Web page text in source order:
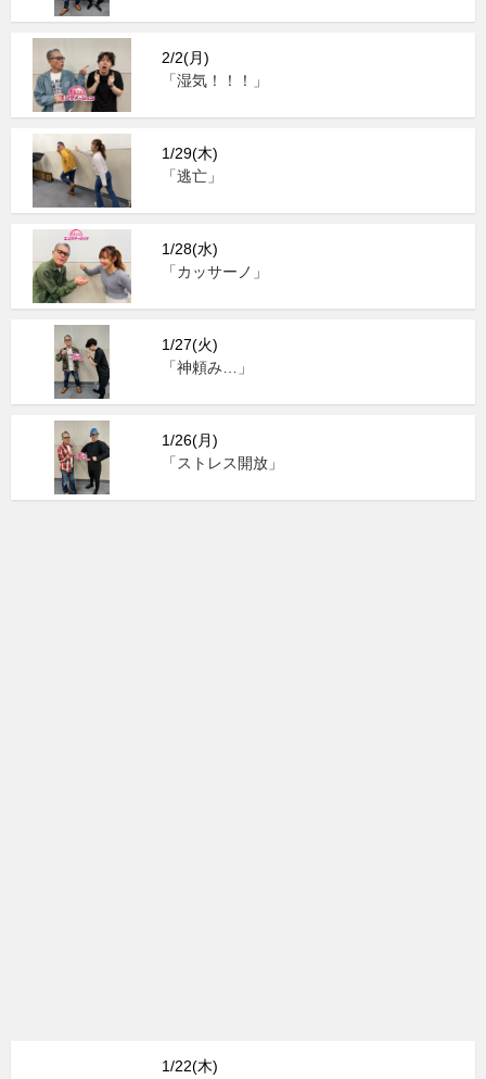
2/2(月)
「湿気！！！」
1/29(木)
「逃亡」
1/28(水)
「カッサーノ」
1/27(火)
「神頼み…」
1/26(月)
「ストレス開放」
1/22(木)